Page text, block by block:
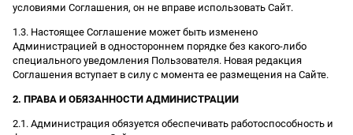
условиями Соглашения, он не вправе использовать Сайт.
1.3. Настоящее Соглашение может быть изменено
Администрацией в одностороннем порядке без какого-либо
специального уведомления Пользователя. Новая редакция
Соглашения вступает в силу с момента ее размещения на Сайте.
2. ПРАВА И ОБЯЗАННОСТИ АДМИНИСТРАЦИИ
2.1. Администрация обязуется обеспечивать работоспособность и